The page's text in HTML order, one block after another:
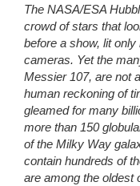
The NASA/ESA
crowd of stars that
before a show, lit only
cameras. Yet the
Messier 107, are not
human reckoning of
gleamed for many
more than 150
of the Milky Way
contain hundreds of
are among the oldest